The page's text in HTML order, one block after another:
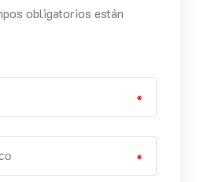
obligatorios están
*
*